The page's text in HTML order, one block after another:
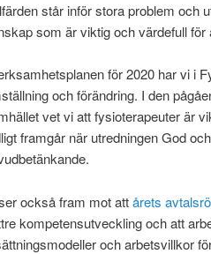
står inför stora problem och
som är viktig och värdefull
enför 2020 har vi i
och förändring. I den
vet vi attfysioterapeuterär
framgår när utredningen God
också fram mot attårets
kompetensutvecklingoch att a
och arbetsvillkor